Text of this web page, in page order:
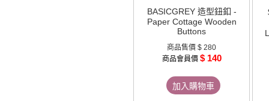
BASICGREY 造型鈕釦 -
Paper Cottage Wooden
Buttons
商品售價 $ 280
商品會員價 $ 140
加入購物車